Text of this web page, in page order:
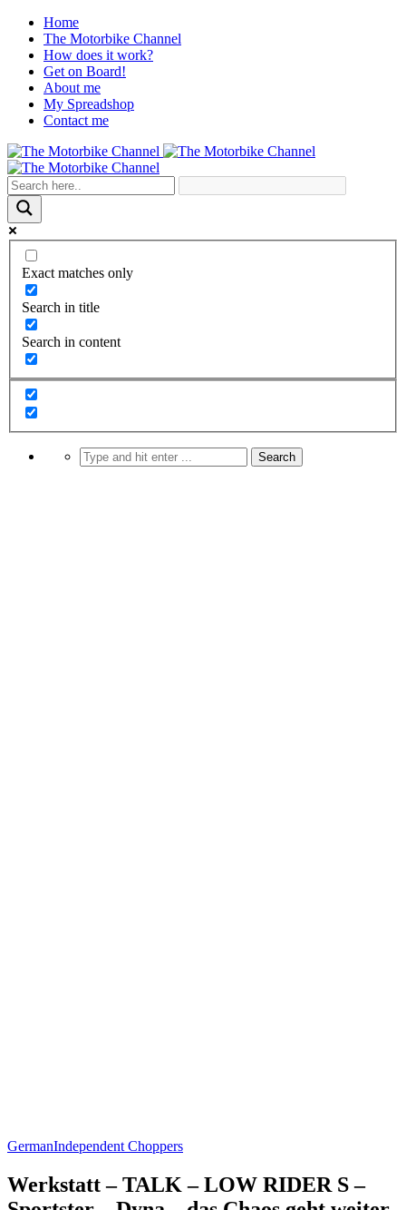
Home
The Motorbike Channel
How does it work?
Get on Board!
About me
My Spreadshop
Contact me
Exact matches only
Search in title
Search in content
GermanIndependent Choppers
Werkstatt – TALK – LOW RIDER S –